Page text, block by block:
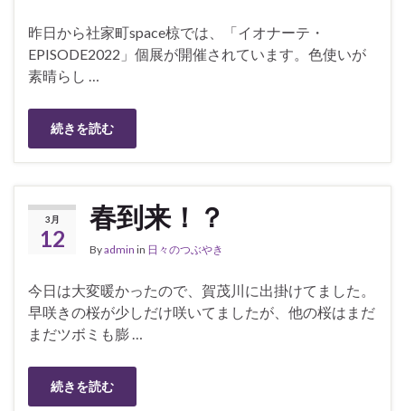
昨日から社家町space椋では、「イオナーテ・
EPISODE2022」個展が開催されています。色使いが
素晴らし …
続きを読む
3月
12
春到来！？
Byadmin in 日々のつぶやき
今日は大変暖かったので、賀茂川に出掛けてました。
早咲きの桜が少しだけ咲いてましたが、他の桜はまだ
まだツボミも膨 …
続きを読む